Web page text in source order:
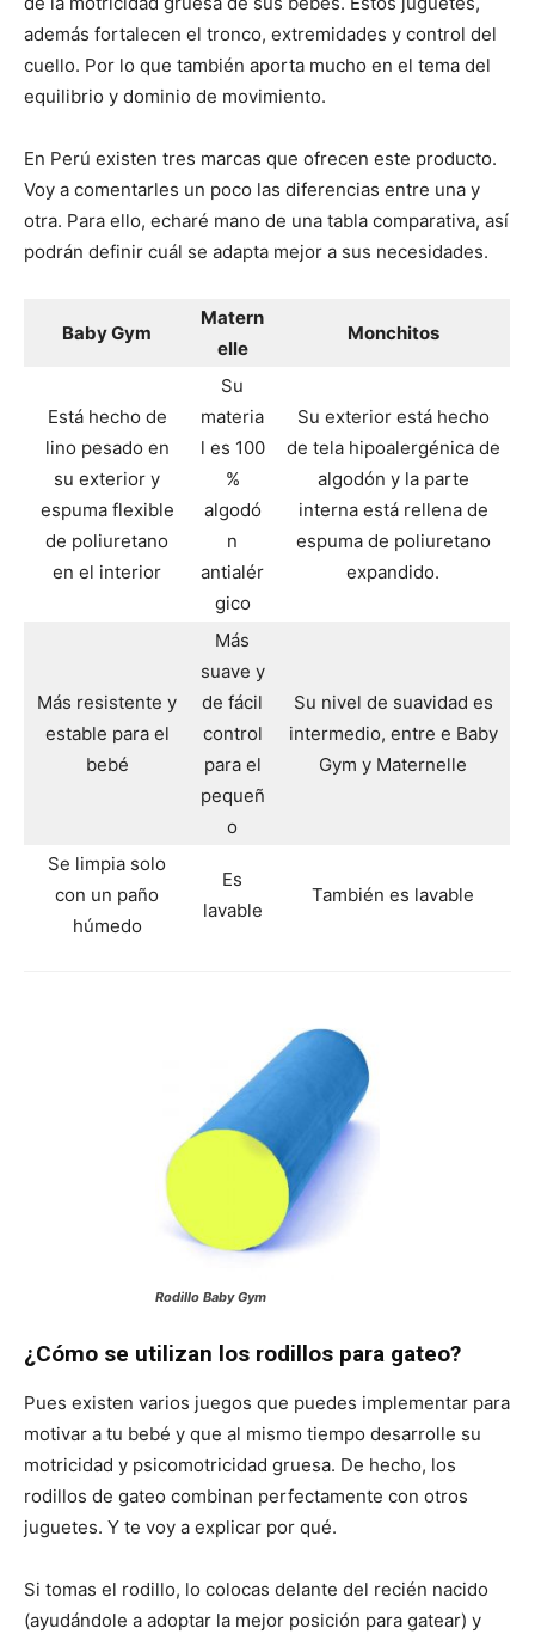
además fortalecen el tronco, extremidades y control del
cuello. Por lo que también aporta mucho en el tema del
equilibrio y dominio de movimiento.
En Perú existen tres marcas que ofrecen este producto.
Voy a comentarles un poco las diferencias entre una y
otra. Para ello, echaré mano de una tabla comparativa, así
podrán definir cuál se adapta mejor a sus necesidades.
Baby Gym
Matern
elle
Monchitos
Está hecho de
lino pesado en
su exterior y
espuma flexible
de poliuretano
en el interior
Su
materia
l es 100
%
algodó
n
antialér
gico
Su exterior está hecho
de tela hipoalergénica de
algodón y la parte
interna está rellena de
espuma de poliuretano
expandido.
Más resistente y
estable para el
bebé
Más
suave y
de fácil
control
para el
pequeñ
o
Su nivel de suavidad es
intermedio, entre e Baby
Gym y Maternelle
Se limpia solo
con un paño
húmedo
Es
lavable
También es lavable
Rodillo Baby Gym
¿Cómo se utilizan los rodillos para gateo?
Pues existen varios juegos que puedes implementar para
motivar a tu bebé y que al mismo tiempo desarrolle su
motricidad y psicomotricidad gruesa. De hecho, los
rodillos de gateo combinan perfectamente con otros
juguetes. Y te voy a explicar por qué.
Si tomas el rodillo, lo colocas delante del recién nacido
(ayudándole a adoptar la mejor posición para gatear) y